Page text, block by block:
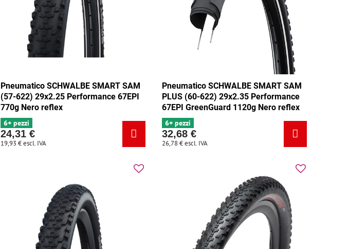
Pneumatico SCHWALBE SMART SAM
(57-622) 29x2.25 Performance 67EPI
770g Nero reflex
6+ pezzi
24,31 €
19,93 €escl. IVA
Pneumatico SCHWALBE SMART SAM
PLUS (60-622) 29x2.35 Performance
67EPI GreenGuard 1120g Nero reflex
6+ pezzi
32,68 €
26,78 €escl. IVA